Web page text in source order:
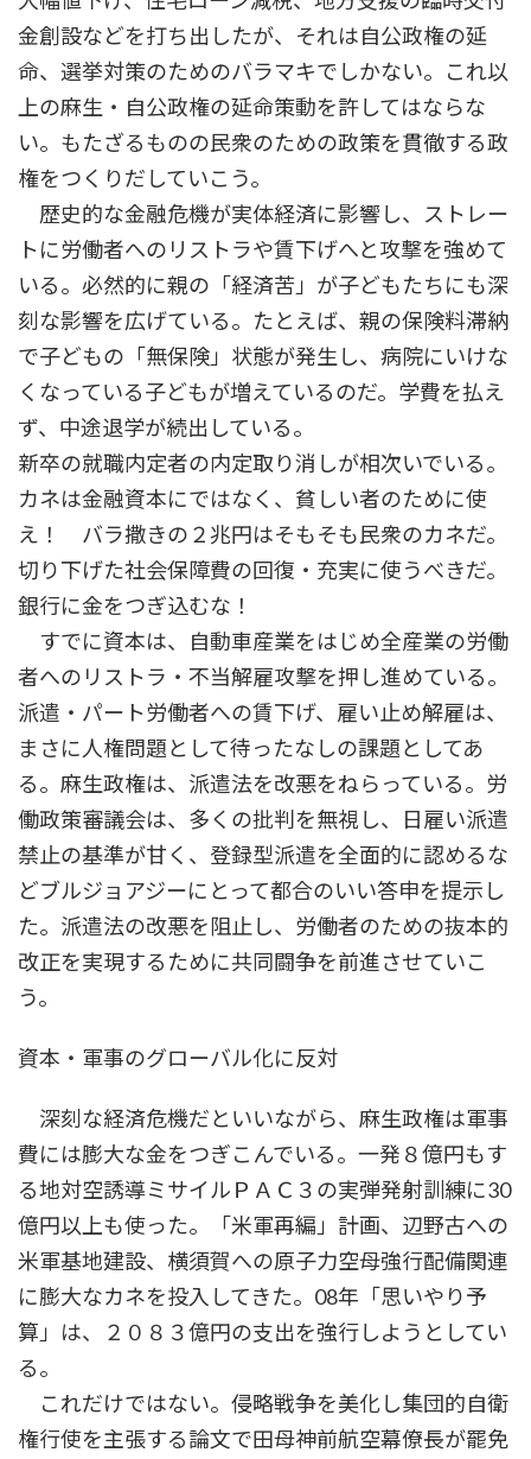
金創設などを打ち出したが、それは自公政権の延
命、選挙対策のためのバラマキでしかない。これ以
上の麻生・自公政権の延命策動を許してはならな
い。もたざるものの民衆のための政策を貫徹する政
権をつくりだしていこう。
歴史的な金融危機が実体経済に影響し、ストレー
トに労働者へのリストラや賃下げへと攻撃を強めて
いる。必然的に親の「経済苦」が子どもたちにも深
刻な影響を広げている。たとえば、親の保険料滞納
で子どもの「無保険」状態が発生し、病院にいけな
くなっている子どもが増えているのだ。学費を払え
ず、中途退学が続出している。
新卒の就職内定者の内定取り消しが相次いでいる。
カネは金融資本にではなく、貧しい者のために使
え！ バラ撒きの２兆円はそもそも民衆のカネだ。
切り下げた社会保障費の回復・充実に使うべきだ。
銀行に金をつぎ込むな！
すでに資本は、自動車産業をはじめ全産業の労働
者へのリストラ・不当解雇攻撃を押し進めている。
派遣・パート労働者への賃下げ、雇い止め解雇は、
まさに人権問題として待ったなしの課題としてあ
る。麻生政権は、派遣法を改悪をねらっている。労
働政策審議会は、多くの批判を無視し、日雇い派遣
禁止の基準が甘く、登録型派遣を全面的に認めるな
どブルジョアジーにとって都合のいい答申を提示し
た。派遣法の改悪を阻止し、労働者のための抜本的
改正を実現するために共同闘争を前進させていこ
う。
資本・軍事のグローバル化に反対
深刻な経済危機だといいながら、麻生政権は軍事
費には膨大な金をつぎこんでいる。一発８億円もす
る地対空誘導ミサイルＰＡＣ３の実弾発射訓練に30
億円以上も使った。「米軍再編」計画、辺野古への
米軍基地建設、横須賀への原子力空母強行配備関連
に膨大なカネを投入してきた。08年「思いやり予
算」は、２０８３億円の支出を強行しようとしてい
る。
これだけではない。侵略戦争を美化し集団的自衛
権行使を主張する論文で田母神前航空幕僚長が罷免